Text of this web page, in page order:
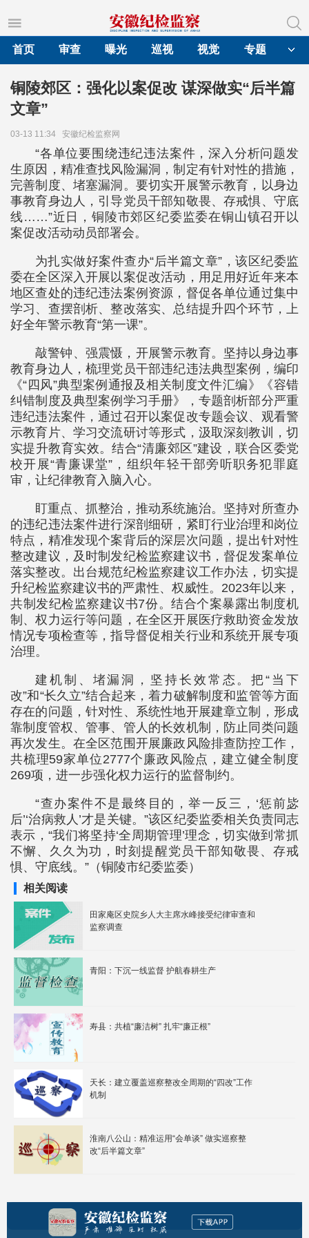
首页
审查 曝光 巡视 视觉 专题
铜陵郊区：强化以案促改 谋深做实“后半篇
文章”
03-13 11:34 安徽纪检监察网
“各单位要围绕违纪违法案件，深入分析问题发
生原因，精准查找风险漏洞，制定有针对性的措施，
完善制度、堵塞漏洞。要切实开展警示教育，以身边
事教育身边人，引导党员干部知敬畏、存戒惧、守底
线……”近日，铜陵市郊区纪委监委在铜山镇召开以
案促改活动动员部署会。
为扎实做好案件查办“后半篇文章”，该区纪委监
委在全区深入开展以案促改活动，用足用好近年来本
地区查处的违纪违法案例资源，督促各单位通过集中
学习、查摆剖析、整改落实、总结提升四个环节，上
好全年警示教育“第一课”。
敲警钟、强震慑，开展警示教育。坚持以身边事
教育身边人，梳理党员干部违纪违法典型案例，编印
《“四风”典型案例通报及相关制度文件汇编》《容错
纠错制度及典型案例学习手册》，专题剖析部分严重
违纪违法案件，通过召开以案促改专题会议、观看警
示教育片、学习交流研讨等形式，汲取深刻教训，切
实提升教育实效。结合“清廉郊区”建设，联合区委党
校开展“青廉课堂”，组织年轻干部旁听职务犯罪庭
审，让纪律教育入脑入心。
盯重点、抓整治，推动系统施治。坚持对所查办
的违纪违法案件进行深剖细研，紧盯行业治理和岗位
特点，精准发现个案背后的深层次问题，提出针对性
整改建议，及时制发纪检监察建议书，督促发案单位
落实整改。出台规范纪检监察建议工作办法，切实提
升纪检监察建议书的严肃性、权威性。2023年以来，
共制发纪检监察建议书7份。结合个案暴露出制度机
制、权力运行等问题，在全区开展医疗救助资金发放
情况专项检查等，指导督促相关行业和系统开展专项
治理。
建机制、堵漏洞，坚持长效常态。把“当下
改”和“长久立”结合起来，着力破解制度和监管等方面
存在的问题，针对性、系统性地开展建章立制，形成
靠制度管权、管事、管人的长效机制，防止同类问题
再次发生。在全区范围开展廉政风险排查防控工作，
共梳理59家单位2777个廉政风险点，建立健全制度
269项，进一步强化权力运行的监督制约。
“查办案件不是最终目的，举一反三，‘惩前毖
后’‘治病救人’才是关键。”该区纪委监委相关负责同志
表示，“我们将坚持‘全周期管理’理念，切实做到常抓
不懈、久久为功，时刻提醒党员干部知敬畏、存戒
惧、守底线。”（铜陵市纪委监委）
相关阅读
田家庵区史院乡人大主席水峰接受纪律审查和
监察调查
青阳：下沉一线监督 护航春耕生产
寿县：共植“廉洁树” 扎牢“廉正根”
天长：建立覆盖巡察整改全周期的“四改”工作
机制
淮南八公山：精准运用“会单谈” 做实巡察整
改“后半篇文章”